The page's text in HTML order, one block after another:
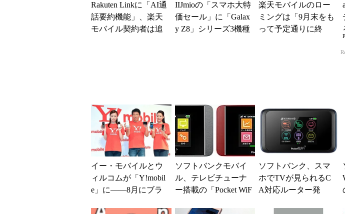
Rakuten Linkに「AI通
話要約機能」、楽天
モバイル契約者は追
IIJmioの「スマホ大特
価セール」に「Galax
y Z8」シリーズ3機種
楽天モバイルのロー
ミングは「9月末をも
って予定通りに終
イー・モバイルとウ
ィルコムが「Y!mobil
e」に――8月にブラ
ソフトバンクモバイ
ル、テレビチューナ
ー搭載の「Pocket WiF
ソフトバンク、スマ
ホでTVが見られるC
A対応ルーター発